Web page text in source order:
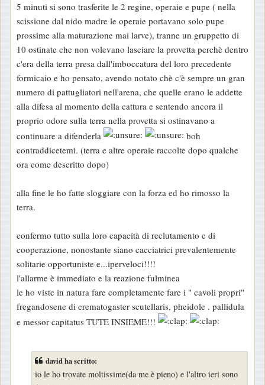
5 minuti si sono trasferite le 2 regine, operaie e pupe ( nella
scissione dal nido madre le operaie portavano solo pupe
prossime alla maturazione mai larve), tranne un gruppetto di
10 ostinate che non volevano lasciare la provetta perchè dentro
c'era della terra presa dall'imboccatura del loro precedente
formicaio e ho pensato, avendo notato chè c'è sempre un gran
numero di pattugliatori nell'arena, che quelle erano le addette
alla difesa al momento della cattura e sentendo ancora il
proprio odore sulla terra nella provetta si ostinavano a
continuare a difenderla
boh
contraddicetemi. (terra e altre operaie raccolte dopo qualche
ora come descritto dopo)
alla fine le ho fatte sloggiare con la forza ed ho rimosso la
terra.
confermo tutto sulla loro capacità di reclutamento e di
cooperazione, nonostante siano cacciatrici prevalentemente
solitarie opportuniste e...iperveloci!!!!
l'allarme è immediato e la reazione fulminea
le ho viste in natura fare completamente fare i " cavoli propri"
fregandosene di crematogaster scutellaris, pheidole . pallidula
e messor capitatus TUTE INSIEME!!!
david ha scritto:
io le ho trovate moltissime(da me è pieno) e l'altro ieri sono